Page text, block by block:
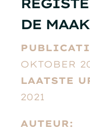
DE
OKTOBER
LAATSTE
2021
AUTEUR: